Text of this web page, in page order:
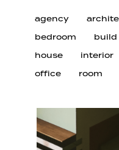
agency
bedroom
build
house
interior
office
room